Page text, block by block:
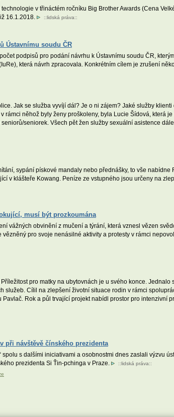
v třináctém ročníku Big Brother Awards (Cena
16.1.2018.
::lidská práva::
Ústavnímu soudu ČR
podpisů pro podání návrhu k Ústavnímu soudu ČR,
která návrh zpracovala. Konkrétním cílem je zrušení
Jak se služba vyvíjí dál? Je o ni zájem? Jaké služby
něhož byly ženy proškoleny, byla Lucie Šídová, která
seniorek. Všech pět žen služby sexuální asistence dále
sypání pískové mandaly nebo přednášky, to vše nabídne
v klášteře Kowang. Peníze ze vstupného jsou určeny na
musí být prozkoumána
vážných obvinění z mučení a týrání, která vznesl vězen
pro svoje nenásilné aktivity a protesty v rámci
pro matky na ubytovnách je u svého konce. Jednalo
Cílil na zlepšení životní situace rodin v rámci
Rok a půl trvající projekt nabídl prostor pro intenzivní
při návštěvě čínského prezidenta
s dalšími iniciativami a osobnostmi dnes zaslali výzvu
prezidenta Si Ťin-pchinga v Praze.
::lidská práva::